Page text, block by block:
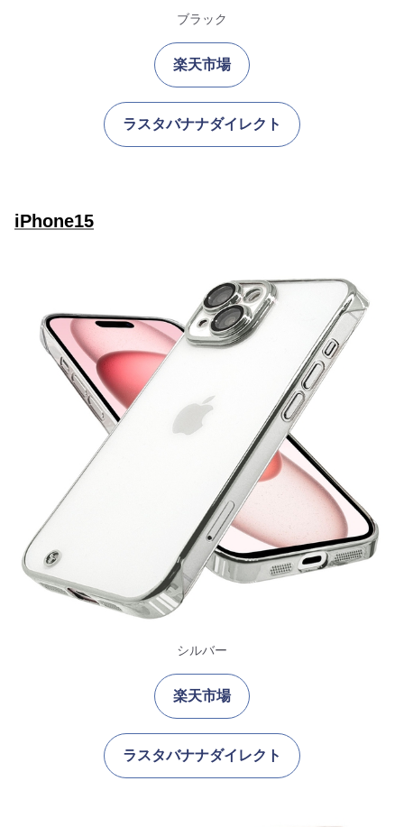
ブラック
楽天市場
ラスタバナナダイレクト
iPhone15
シルバー
楽天市場
ラスタバナナダイレクト